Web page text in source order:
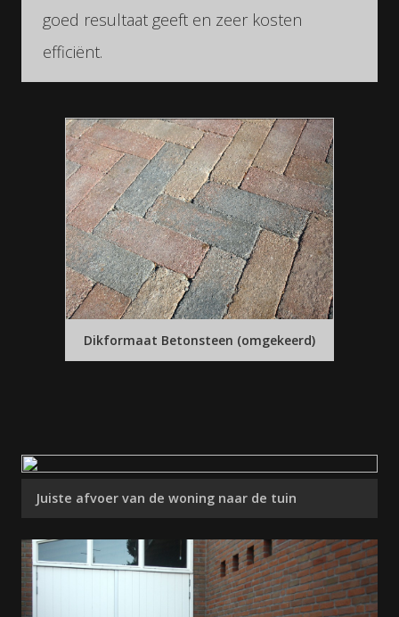
goed resultaat geeft en zeer kosten
efficiënt.
Dikformaat Betonsteen (omgekeerd)
Juiste afvoer van de woning naar de tuin